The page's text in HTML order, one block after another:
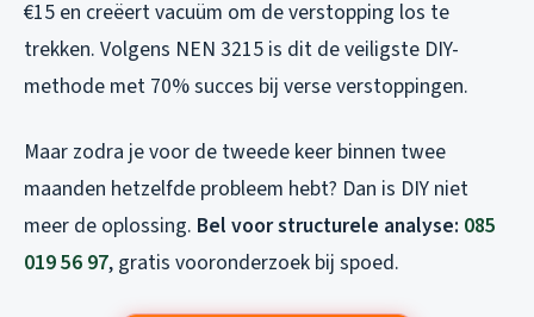
€15 en creëert vacuüm om de verstopping los te
trekken. Volgens NEN 3215 is dit de veiligste DIY-
methode met 70% succes bij verse verstoppingen.
Maar zodra je voor de tweede keer binnen twee
maanden hetzelfde probleem hebt? Dan is DIY niet
meer de oplossing. Bel voor structurele analyse: 085
019 56 97, gratis vooronderzoek bij spoed.